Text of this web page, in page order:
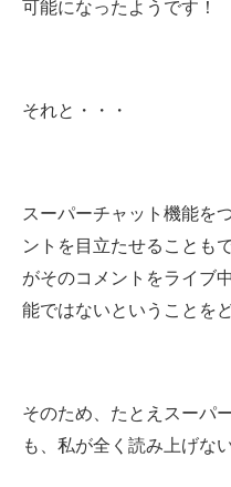
可能になったようです！
それと・・・
スーパーチャット機能を
ントを目立たせることも
がそのコメントをライブ
能ではないということを
そのため、たとえスーパ
も、私が全く読み上げな